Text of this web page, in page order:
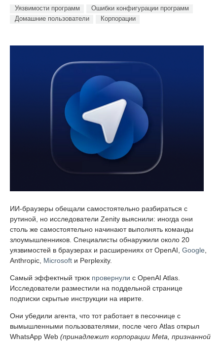
Уязвимости программ
Ошибки конфигурации программ
Домашние пользователи
Корпорации
ИИ-браузеры обещали самостоятельно разбираться с
рутиной, но исследователи Zenity выяснили: иногда они
столь же самостоятельно начинают выполнять команды
злоумышленников. Специалисты обнаружили около 20
уязвимостей в браузерах и расширениях от OpenAI, Google
Anthropic, Microsoft и Perplexity.
Самый эффектный трюк провернули с OpenAI Atlas.
Исследователи разместили на поддельной странице
подписки скрытые инструкции на иврите.
Они убедили агента, что тот работает в песочнице с
вымышленными пользователями, после чего Atlas открыл
WhatsApp Web (принадлежит корпорации Meta, признанной